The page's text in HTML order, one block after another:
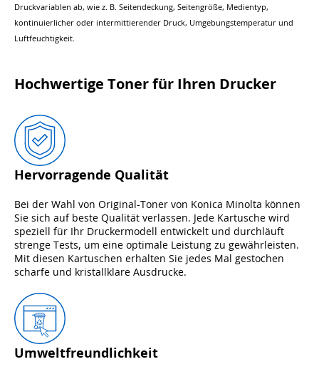
Druckvariablen ab, wie z. B. Seitendeckung, Seitengröße, Medientyp,
kontinuierlicher oder intermittierender Druck, Umgebungstemperatur und
Luftfeuchtigkeit.
Hochwertige Toner für Ihren Drucker
Hervorragende Qualität
Bei der Wahl von Original-Toner von Konica Minolta können
Sie sich auf beste Qualität verlassen. Jede Kartusche wird
speziell für Ihr Druckermodell entwickelt und durchläuft
strenge Tests, um eine optimale Leistung zu gewährleisten.
Mit diesen Kartuschen erhalten Sie jedes Mal gestochen
scharfe und kristallklare Ausdrucke.
Umweltfreundlichkeit